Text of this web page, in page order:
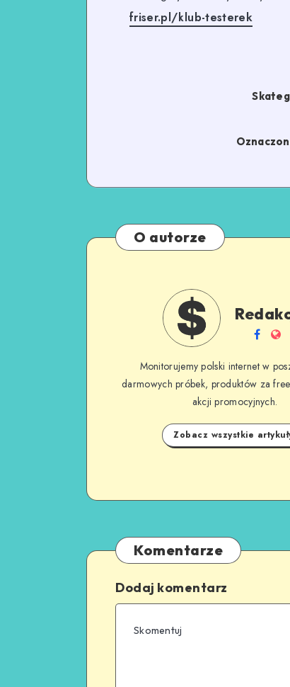
friser.pl/klub-testerek
O autorze
Monitorujemy polski internet w
darmowych próbek, produktów za
akcji promocyjnych.
Zobacz wszystkie
Komentarze
Dodaj komentarz